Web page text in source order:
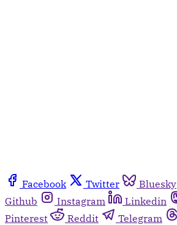
Facebook Twitter Bluesky
Github
Instagram Linkedin
Pinterest
Reddit Telegram